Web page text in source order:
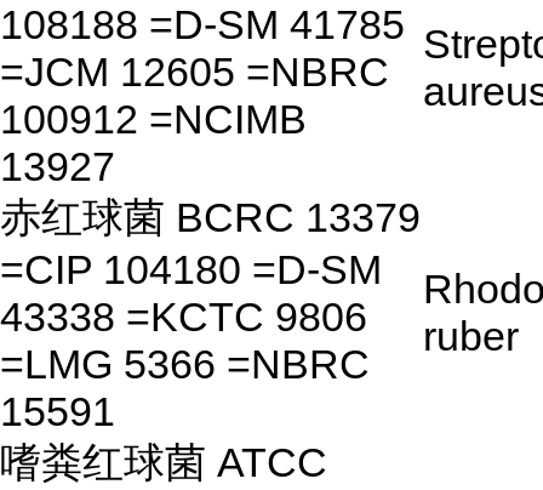
108188 =D-SM 41785
=JCM 12605 =NBRC
100912 =NCIMB
13927
赤红球菌 BCRC 13379
=CIP 104180 =D-SM
43338 =KCTC 9806
=LMG 5366 =NBRC
15591
ruber
嗜粪红球菌 ATCC